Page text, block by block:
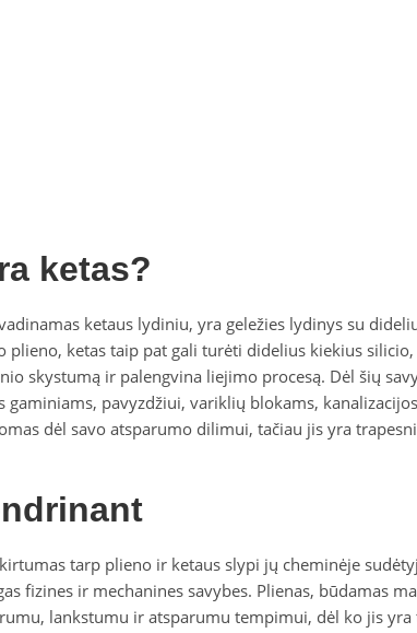
ketas?
ketaus lydiniu, yra geležies lydinys su
plieno, ketas taip pat gali turėti didelius kiekius
skystumą ir palengvina liejimo procesą. Dėl šių
gaminiams, pavyzdžiui, variklių blokams,
dėl savo atsparumo dilimui, tačiau jis yra
tarp plieno ir ketaus slypi jų cheminėje
fizines ir mechanines savybes. Plienas, būdamas
lankstumu ir atsparumu tempimui, dėl ko jis